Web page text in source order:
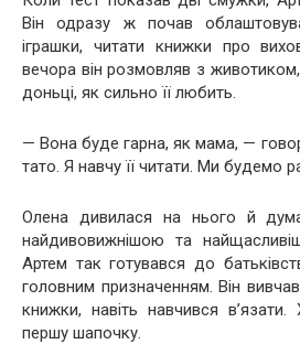
Він одразу ж почав
іграшки, читати книжки про
вечора він розмовляв з
доньці, як сильно її любить.
— Вона буде гарна, як мама, —
тато. Я навчу її читати. Ми будемо
Олена дивилася на нього й
найдивовижнішою та
Артем так готувався до
головним призначенням. Він
книжки, навіть навчився в’язати.
першу шапочку.